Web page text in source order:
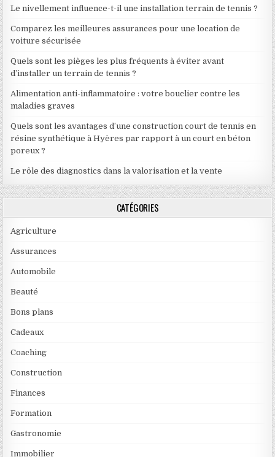
Le nivellement influence-t-il une installation terrain de tennis ?
Comparez les meilleures assurances pour une location de
voiture sécurisée
Quels sont les pièges les plus fréquents à éviter avant
d’installer un terrain de tennis ?
Alimentation anti-inflammatoire : votre bouclier contre les
maladies graves
Quels sont les avantages d’une construction court de tennis en
résine synthétique à Hyères par rapport à un court en béton
poreux ?
Le rôle des diagnostics dans la valorisation et la vente
CATÉGORIES
Agriculture
Assurances
Automobile
Beauté
Bons plans
Cadeaux
Coaching
Construction
Finances
Formation
Gastronomie
Immobilier